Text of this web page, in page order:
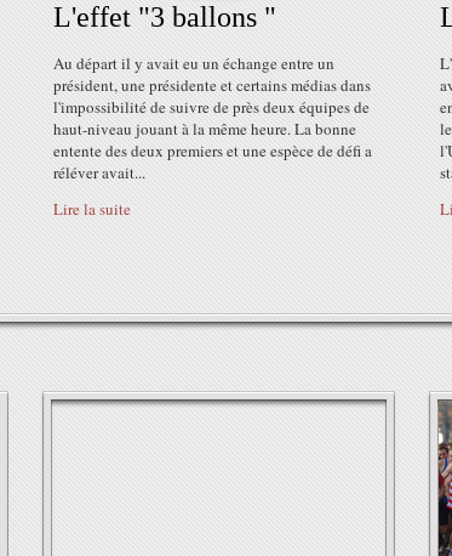
L'effet "3 ballons "
Au départ il y avait eu un échange entre un
président, une présidente et certains médias dans
l'impossibilité de suivre de près deux équipes de
haut-niveau jouant à la même heure. La bonne
entente des deux premiers et une espèce de défi a
réléver avait...
Lire la suite